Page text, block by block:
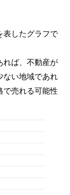
表したグラフで
れば、不動産が
ない地域であれ
売れる可能性